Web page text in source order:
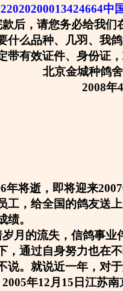
中
后，请您务必给我们
什么品种、几羽、我
带有效证件、身份证
金城种鸽舍
年
年将逝，即将迎来
工，给全国的鸽友送
绩。
岁月的流失，信鸽事业
，通过自身努力也在
说。就说近一年，对
2005年12月15日江苏